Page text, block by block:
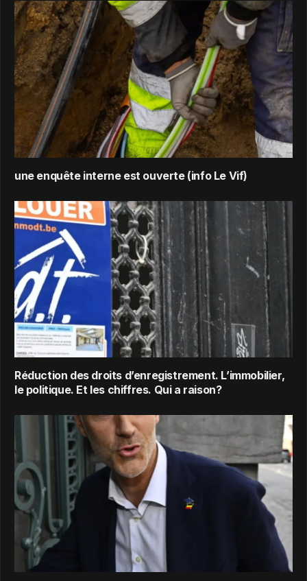
une enquête interne est ouverte (info Le Vif)
Réduction des droits d’enregistrement. L’immobilier,
le politique. Et les chiffres. Qui a raison?